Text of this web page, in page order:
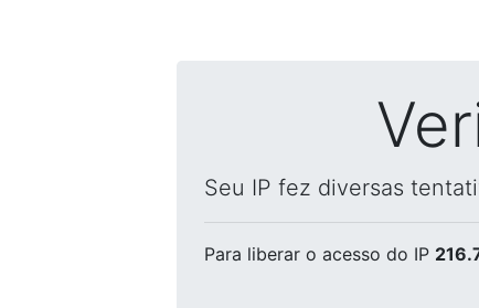
Seu IP fez diversas
Para liberar o acesso do IP